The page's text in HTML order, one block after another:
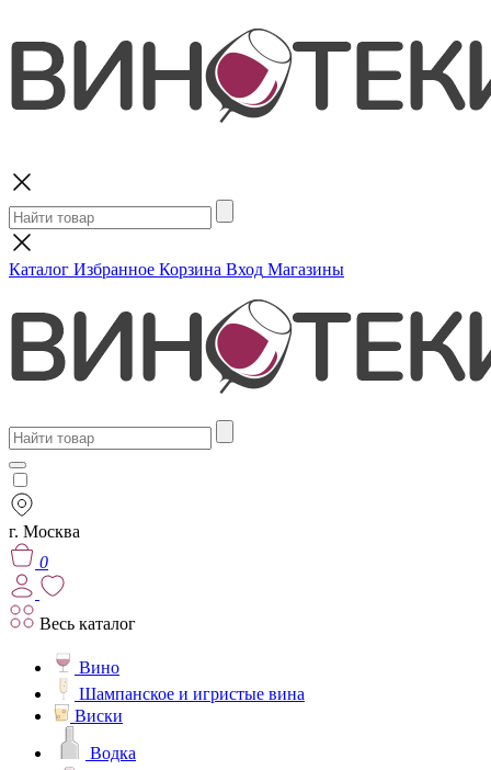
Каталог Избранное Корзина Вход Магазины
г. Москва
0
Весь каталог
Вино
Шампанское и игристые вина
Виски
Водка